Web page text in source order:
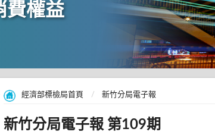
費權益
經濟部標檢局首頁 新竹分局電子報
新竹分局電子報 第109期